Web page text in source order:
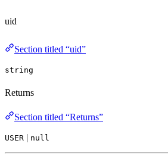
uid
Section titled “uid”
string
Returns
Section titled “Returns”
USER | null